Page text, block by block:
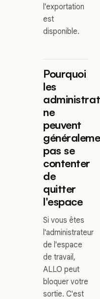
l'exportation
est
disponible.
Pourquoi
les
ne
peuvent
pas se
contenter
de
quitter
l'espace
Si vous êtes
l'administrateur
de l'espace
de travail,
ALLO peut
bloquer votre
sortie. C'est